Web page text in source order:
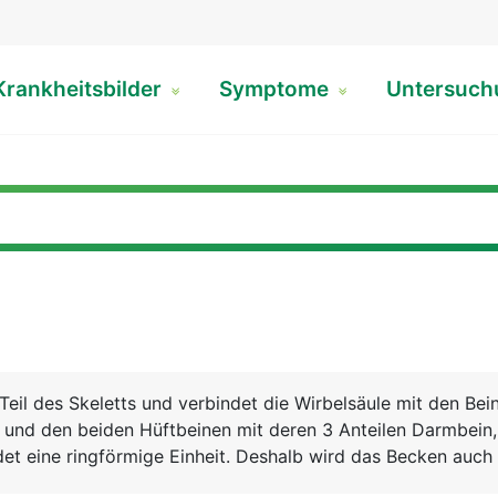
Symptome
des Skeletts und verbindet die Wirbelsäule mit den
den beiden Hüftbeinen mit deren 3 Anteilen
eine ringförmige Einheit. Deshalb wird das Becken auch